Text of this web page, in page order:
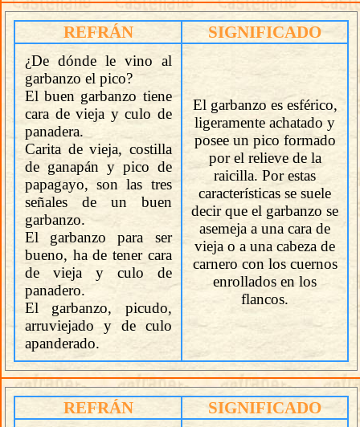
REFRÁN SIGNIFICADO
¿De dónde le vino al
garbanzo el pico?
El buen garbanzo tiene
cara de vieja y culo de
panadera.
Carita de vieja, costilla
de ganapán y pico de
papagayo, son las tres
señales de un buen
garbanzo.
El garbanzo para ser
bueno, ha de tener cara
de vieja y culo de
panadero.
El garbanzo, picudo,
arruviejado y de culo
apanderado.
El garbanzo es esférico,
ligeramente achatado y
posee un pico formado
por el relieve de la
raicilla. Por estas
características se suele
decir que el garbanzo se
asemeja a una cara de
vieja o a una cabeza de
carnero con los cuernos
enrollados en los
flancos.
REFRÁN SIGNIFICADO